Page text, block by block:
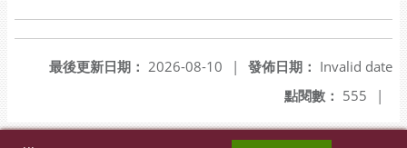
發佈日期： Invalid date
最後更新日期： 2026-08-10
|
點閱數： 555 |